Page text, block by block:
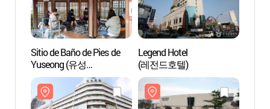
Sitio de Baño de Pies de
Yuseong (유성
족욕체험장)
Legend Hotel
(레전드호텔)